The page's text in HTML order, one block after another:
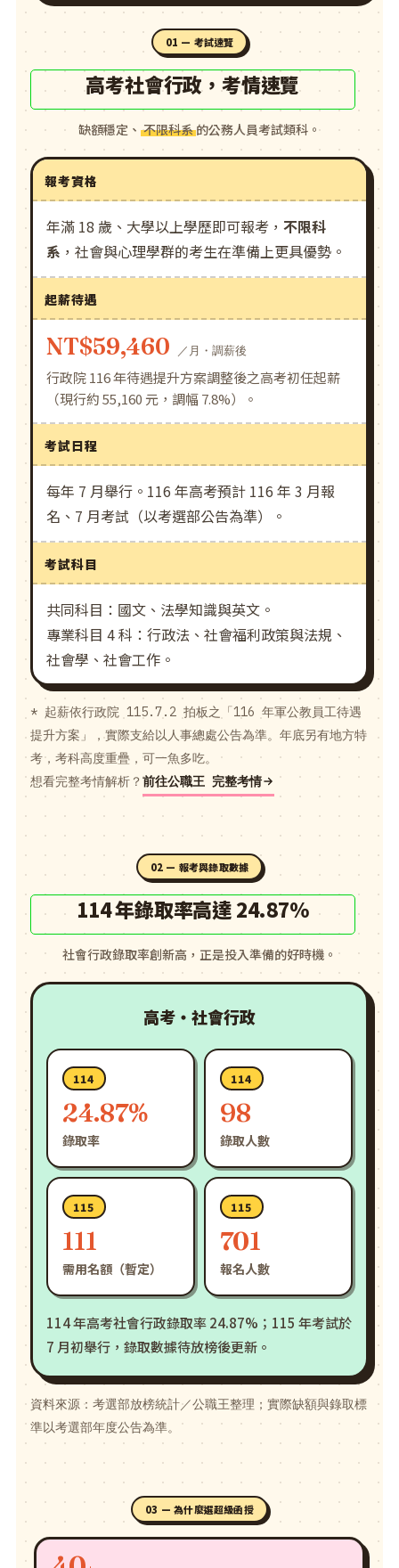
01 — 考試速覽
高考社會行政，考情速覽
缺額穩定、 不限科系 的公務人員考試類科。
報考資格
年滿 18 歲、大學以上學歷即可報考，不限科
系 ，社會與心理學群的考生在準備上更具優勢。
起薪待遇
NT$59,460 ／月・調薪後
行政院 116 年待遇提升方案調整後之高考初任起薪
（現行約 55,160 元，調幅 7.8%）。
考試日程
每年 7 月舉行。116 年高考預計 116 年 3 月報
名、7 月考試（以考選部公告為準）。
考試科目
共同科目：國文、法學知識與英文。
專業科目 4 科：行政法、社會福利政策與法規、
社會學、社會工作。
* 起薪依行政院 115.7.2 拍板之「116 年軍公教員工待遇
提升方案」，實際支給以人事總處公告為準。年底另有地方特
考，考科高度重疊，可一魚多吃。
想看完整考情解析？前往公職王 完整考情
02 — 報考與錄取數據
114 年錄取率高達 24.87%
社會行政錄取率創新高，正是投入準備的好時機。
高考・社會行政
114
24.87%
錄取率
114
98
錄取人數
115
111
需用名額（暫定）
115
701
報名人數
114 年高考社會行政錄取率 24.87%；115 年考試於
7 月初舉行，錄取數據待放榜後更新。
資料來源：考選部放榜統計／公職王整理；實際缺額與錄取標
準以考選部年度公告為準。
03 — 為什麼選超級函授